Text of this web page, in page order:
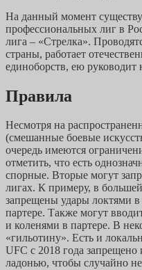
На данный момент
профессиональных лиг в
лига – «Стрелка».
страны, работает
единоборств, ею руководит
Правила
Несмотря на
(смешанные боевые
очередь имеются
отметить, что есть
спорные. Вторые могут
лигах. К примеру, в
запрещены удары локтями
партере. Также могут
и коленями в партере. В
«гильотину». Есть и
UFC с 2018 года запрещено
ладонью, чтобы случайно